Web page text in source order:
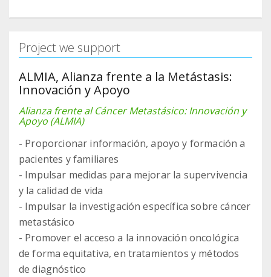
Project we support
ALMIA, Alianza frente a la Metástasis:
Innovación y Apoyo
Alianza frente al Cáncer Metastásico: Innovación y
Apoyo (ALMIA)
- Proporcionar información, apoyo y formación a
pacientes y familiares
- Impulsar medidas para mejorar la supervivencia
y la calidad de vida
- Impulsar la investigación específica sobre cáncer
metastásico
- Promover el acceso a la innovación oncológica
de forma equitativa, en tratamientos y métodos
de diagnóstico